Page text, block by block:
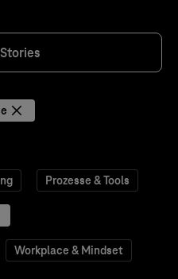
Prozesse & Tools
Workplace & Mindset